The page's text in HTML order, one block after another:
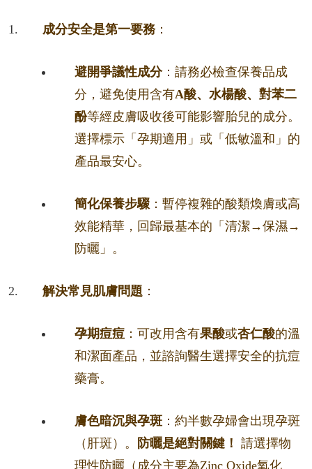
成分安全是第一要務：
避開爭議性成分：請務必檢查保養品成
分，避免使用含有A酸、水楊酸、對苯二
酚等經皮膚吸收後可能影響胎兒的成分。
選擇標示「孕期適用」或「低敏溫和」的
產品最安心。
簡化保養步驟 ：暫停複雜的酸類煥膚或高
效能精華，回歸最基本的「清潔→保濕→
防曬」。
解決常見肌膚問題 ：
孕期痘痘 ：可改用含有果酸或杏仁酸的溫
和潔面產品，並諮詢醫生選擇安全的抗痘
藥膏。
膚色暗沉與孕斑 ：約半數孕婦會出現孕斑
（肝斑）。
防曬是絕對關鍵！ 請選擇物
理性防曬（成分主要為Zinc Oxide氧化